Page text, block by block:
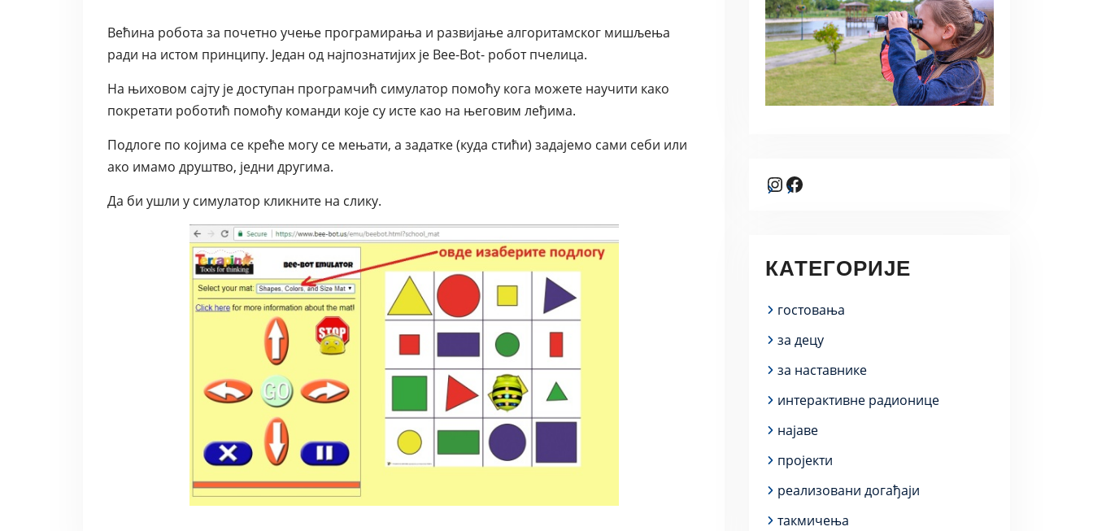
Већина робота за почетно учење програмирања и развијање алгоритамског мишљења
ради на истом принципу. Један од најпознатијих је Bee-Bot- робот пчелица.
На њиховом сајту је доступан програмчић симулатор помоћу кога можете научити како
покретати роботић помоћу команди које су исте као на његовим леђима.
Подлоге по којима се креће могу се мењати, а задатке (куда стићи) задајемо сами себи или
ако имамо друштво, једни другима.
Да би ушли у симулатор кликните на слику.
Instagram
Facebook
КАТЕГОРИЈЕ
гостовања
за децу
за наставнике
интерактивне радионице
најаве
пројекти
реализовани догађаји
такмичења